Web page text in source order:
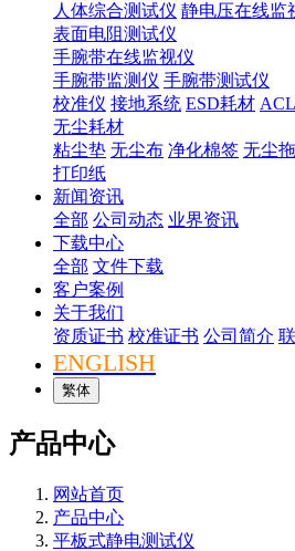
人体综合测试仪 静电压在线监
表面电阻测试仪
手腕带在线监视仪
手腕带监测仪 手腕带测试仪
校准仪 接地系统 ESD耗材
无尘耗材
粘尘垫 无尘布 净化棉签 无尘
打印纸
新闻资讯
全部 公司动态 业界资讯
下载中心
全部 文件下载
客户案例
关于我们
资质证书 校准证书 公司简介
ENGLISH
繁体
产品中心
网站首页
产品中心
平板式静电测试仪